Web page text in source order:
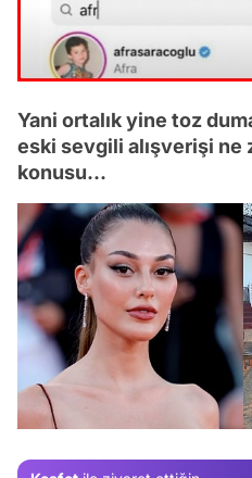
Yani ortalık yine toz
eski sevgili alışverişi ne
konusu...